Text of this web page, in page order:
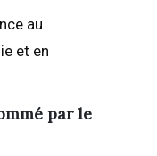
au
et en
par le